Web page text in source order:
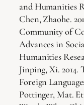
and Humanities
Chen, Zhaohe.
Community of
Advances in
Humanities
Jinping, Xi.
Foreign
Pottinger, Mat.